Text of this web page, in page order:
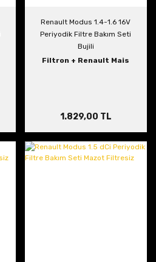
Renault Modus 1.4-1.6 16V
Periyodik Filtre Bakım Seti
Bujili
Filtron + Renault Mais
1.829,00 TL